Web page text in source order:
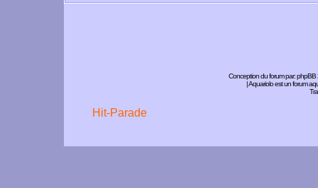
Conception du forum par:phpBB
| Aquariolo est un forum